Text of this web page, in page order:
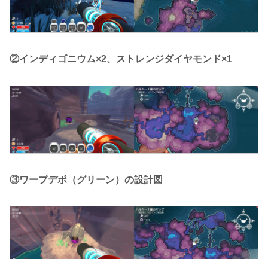
②インディゴニウム×2、ストレンジダイヤモンド×1
③ワープデポ（グリーン）の設計図